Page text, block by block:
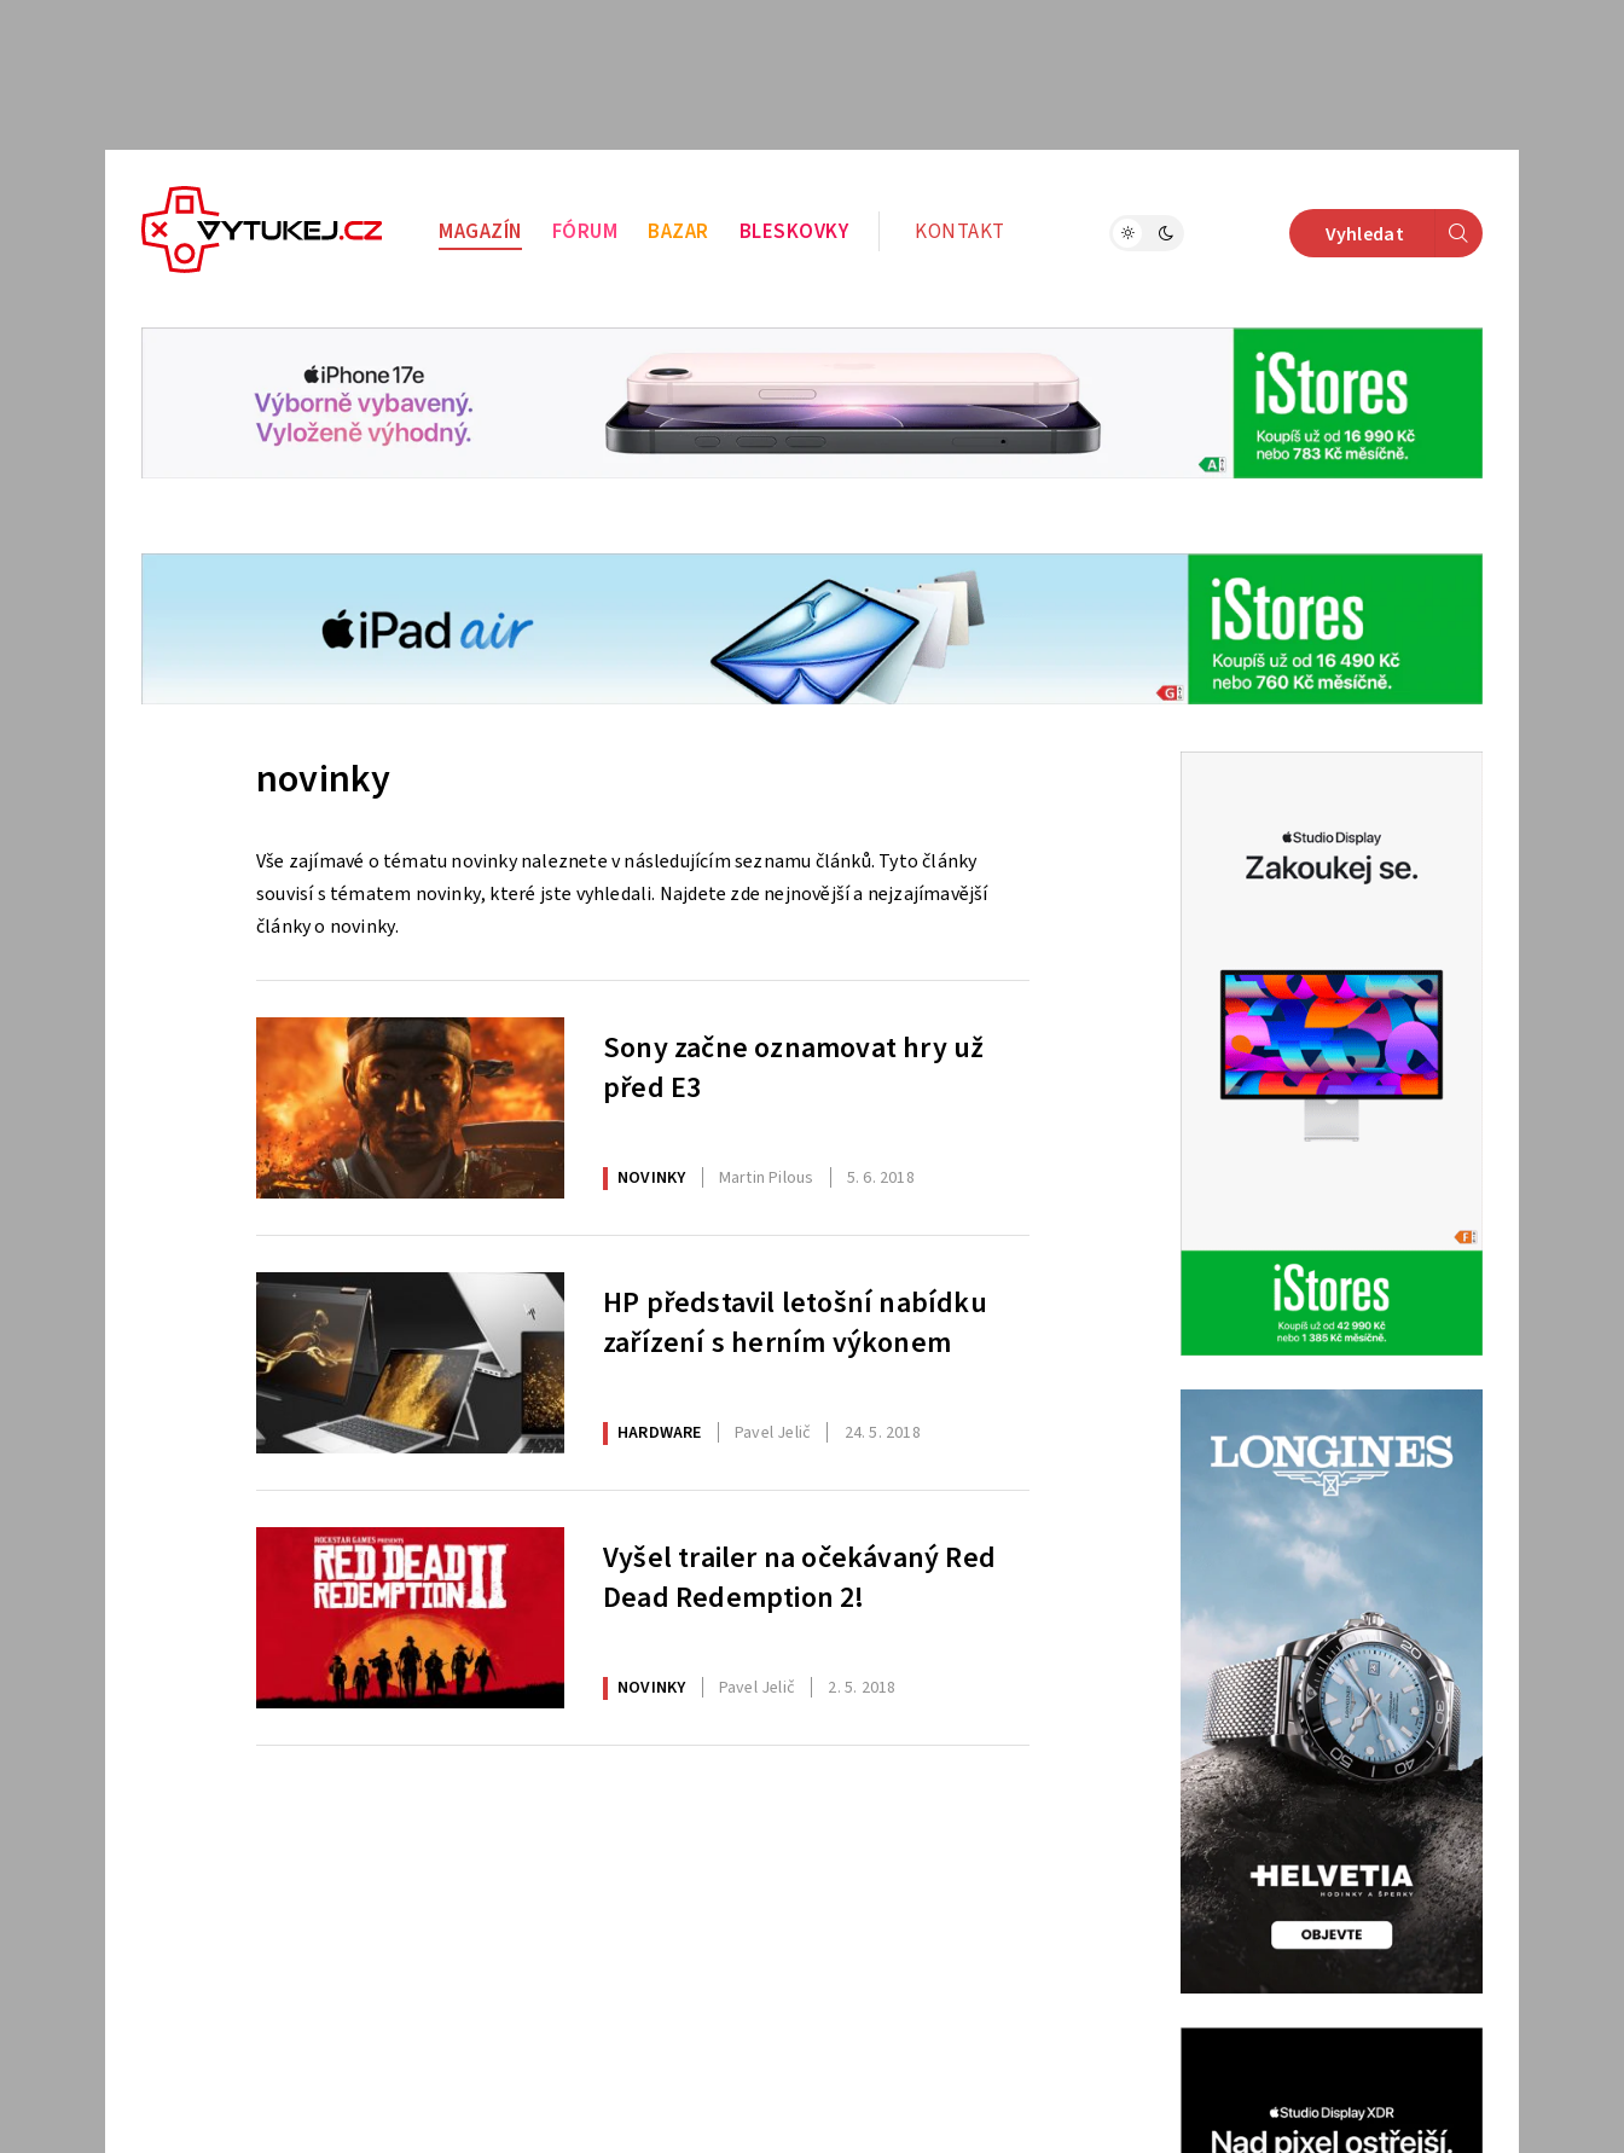
MAGAZÍN FÓRUM BAZAR BLESKOVKY KONTAKT Vyhledat
novinky
Vše zajímavé o tématu novinky naleznete v následujícím seznamu článků. Tyto články
souvisí s tématem novinky, které jste vyhledali. Najdete zde nejnovější a nejzajímavější
články o novinky.
Sony začne oznamovat hry už
před E3
NOVINKY Martin Pilous 5. 6. 2018
HP představil letošní nabídku
zařízení s herním výkonem
HARDWARE Pavel Jelič 24. 5. 2018
Vyšel trailer na očekávaný Red
Dead Redemption 2!
NOVINKY Pavel Jelič 2. 5. 2018